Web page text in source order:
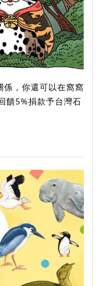
係，你還可以在窩窩
饋5%捐款予台灣石